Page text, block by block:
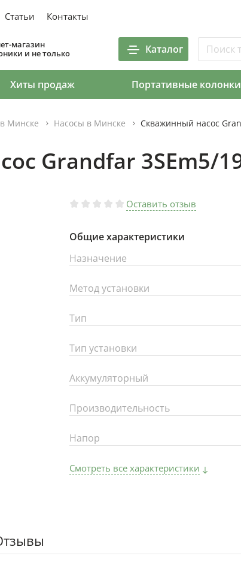
Статьи Контакты
магазин
и не только
Каталог
Хиты продаж Портативные колонки
Минске Насосы в Минске Скважинный насос
Grandfar 3SEm5/
Оставить отзыв
Общие характеристики
Назначение
Метод установки
Тип
Тип установки
Аккумуляторный
Производительность
Напор
Смотреть все характеристики